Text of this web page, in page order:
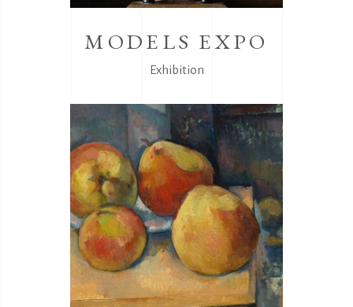
MODELS EXPO
Exhibition